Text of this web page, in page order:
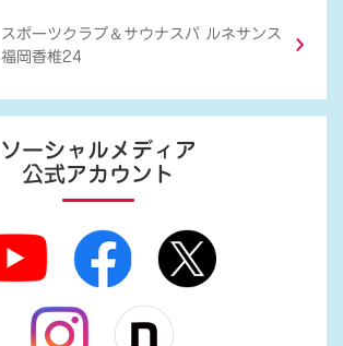
スポーツクラブ ＆ サウナスパ ルネサンス
福岡香椎24
ソーシャルメディア
公式アカウント